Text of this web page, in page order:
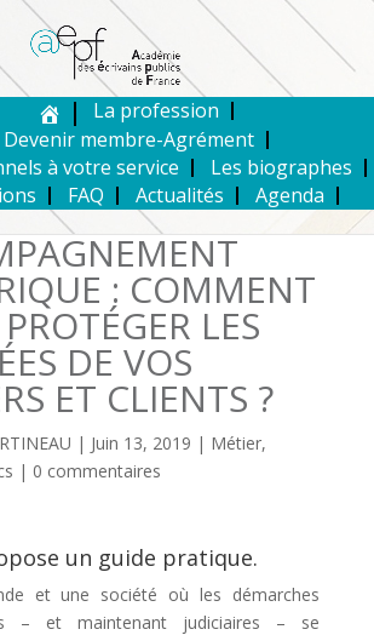
La profession
Devenir membre-Agrément
à votre service
Les biographes
FAQ Actualités Agenda
: COMMENT
LES
DE VOS
ET CLIENTS ?
| Juin 13, 2019 | Métier,
| 0 commentaires
un guide pratique.
et une société où les démarches
– et maintenant judiciaires – se